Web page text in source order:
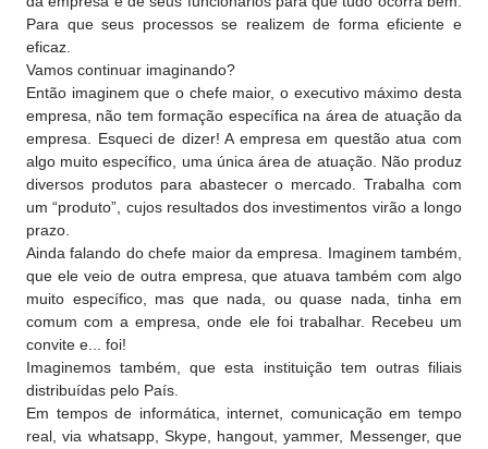
Para que seus processos se realizem de forma eficiente e
eficaz.
Vamos continuar imaginando?
Então imaginem que o chefe maior, o executivo máximo desta
empresa, não tem formação específica na área de atuação da
empresa. Esqueci de dizer! A empresa em questão atua com
algo muito específico, uma única área de atuação. Não produz
diversos produtos para abastecer o mercado. Trabalha com
um “produto”, cujos resultados dos investimentos virão a longo
prazo.
Ainda falando do chefe maior da empresa. Imaginem também,
que ele veio de outra empresa, que atuava também com algo
muito específico, mas que nada, ou quase nada, tinha em
comum com a empresa, onde ele foi trabalhar. Recebeu um
convite e... foi!
Imaginemos também, que esta instituição tem outras filiais
distribuídas pelo País.
Em tempos de informática, internet, comunicação em tempo
real, via whatsapp, Skype, hangout, yammer, Messenger, que